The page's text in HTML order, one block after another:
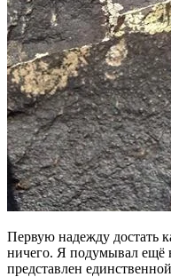
Первую надежду достать
ничего. Я подумывал ещё
представлен